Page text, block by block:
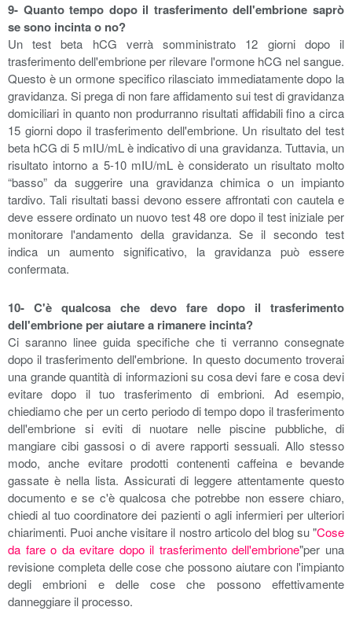
9- Quanto tempo dopo il trasferimento dell'embrione saprò
se sono incinta o no?
Un test beta hCG verrà somministrato 12 giorni dopo il
trasferimento dell'embrione per rilevare l'ormone hCG nel sangue.
Questo è un ormone specifico rilasciato immediatamente dopo la
gravidanza. Si prega di non fare affidamento sui test di gravidanza
domiciliari in quanto non produrranno risultati affidabili fino a circa
15 giorni dopo il trasferimento dell'embrione. Un risultato del test
beta hCG di 5 mIU/mL è indicativo di una gravidanza. Tuttavia, un
risultato intorno a 5-10 mIU/mL è considerato un risultato molto
“basso” da suggerire una gravidanza chimica o un impianto
tardivo. Tali risultati bassi devono essere affrontati con cautela e
deve essere ordinato un nuovo test 48 ore dopo il test iniziale per
monitorare l'andamento della gravidanza. Se il secondo test
indica un aumento significativo, la gravidanza può essere
confermata.
10- C'è qualcosa che devo fare dopo il trasferimento
dell'embrione per aiutare a rimanere incinta?
Ci saranno linee guida specifiche che ti verranno consegnate
dopo il trasferimento dell'embrione. In questo documento troverai
una grande quantità di informazioni su cosa devi fare e cosa devi
evitare dopo il tuo trasferimento di embrioni. Ad esempio,
chiediamo che per un certo periodo di tempo dopo il trasferimento
dell'embrione si eviti di nuotare nelle piscine pubbliche, di
mangiare cibi gassosi o di avere rapporti sessuali. Allo stesso
modo, anche evitare prodotti contenenti caffeina e bevande
gassate è nella lista. Assicurati di leggere attentamente questo
documento e se c'è qualcosa che potrebbe non essere chiaro,
chiedi al tuo coordinatore dei pazienti o agli infermieri per ulteriori
chiarimenti. Puoi anche visitare il nostro articolo del blog su "Cose
da fare o da evitare dopo il trasferimento dell'embrione"per una
revisione completa delle cose che possono aiutare con l'impianto
degli embrioni e delle cose che possono effettivamente
danneggiare il processo.